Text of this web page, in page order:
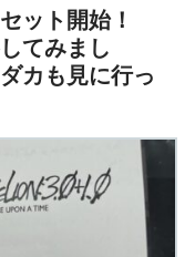
ット開始！
てみまし
カも見に行っ